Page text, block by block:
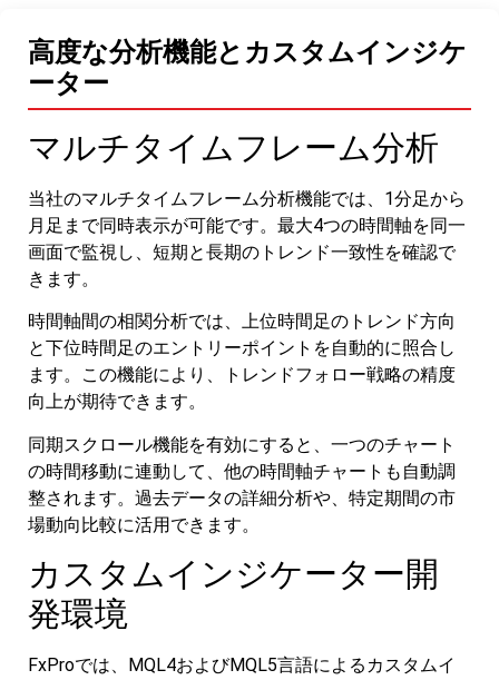
高度な分析機能とカスタムインジケ
ーター
マルチタイムフレーム分析
当社のマルチタイムフレーム分析機能では、1分足から
月足まで同時表示が可能です。最大4つの時間軸を同一
画面で監視し、短期と長期のトレンド一致性を確認で
きます。
時間軸間の相関分析では、上位時間足のトレンド方向
と下位時間足のエントリーポイントを自動的に照合し
ます。この機能により、トレンドフォロー戦略の精度
向上が期待できます。
同期スクロール機能を有効にすると、一つのチャート
の時間移動に連動して、他の時間軸チャートも自動調
整されます。過去データの詳細分析や、特定期間の市
場動向比較に活用できます。
カスタムインジケーター開
発環境
FxProでは、MQL4およびMQL5言語によるカスタムイ